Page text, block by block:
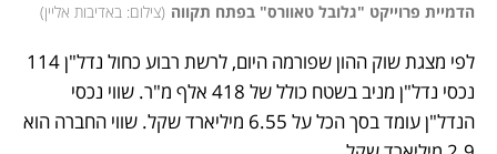
הדמיית פרוייקט "גלובל טאוורס" בפתח תקווה (צילום: באדיבות אליין)